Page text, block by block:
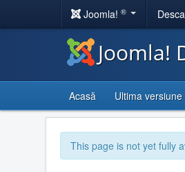
Joomla! ®
Joomla!
Acasă Ultima versiune
This page is not yet fully